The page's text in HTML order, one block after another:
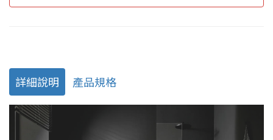
詳細說明 產品規格